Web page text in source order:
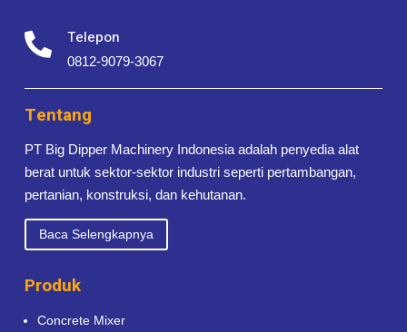
 Telepon
0812-9079-3067
Tentang
PT Big Dipper Machinery Indonesia adalah penyedia alat
berat untuk sektor-sektor industri seperti pertambangan,
pertanian, konstruksi, dan kehutanan.
Baca Selengkapnya
Produk
Concrete Mixer